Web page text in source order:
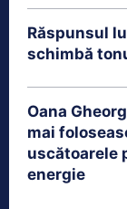
Răspunsul
schimbă
Oana
mai
uscătoarele
energie